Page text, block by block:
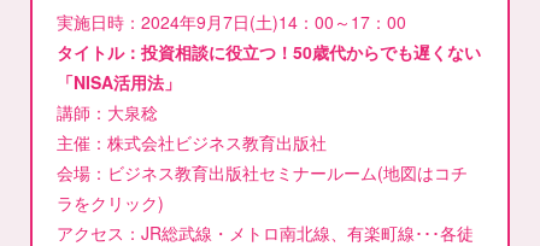
実施日時：2024年9月7日(土)14：00～17：00
タイトル：投資相談に役立つ！50歳代からでも遅くない
「NISA活用法」
講師：大泉稔
主催：株式会社ビジネス教育出版社
会場：ビジネス教育出版社セミナールーム(地図はコチ
ラをクリック)
アクセス：JR総武線・メトロ南北線、有楽町線･･･各徒